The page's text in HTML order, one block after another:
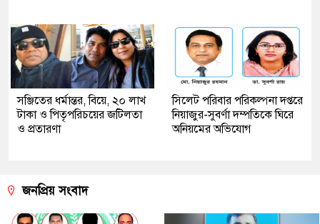
সঞ্জিতের ধর্মান্তর, বিয়ে, ২০ লাখ
টাকা ও পিতৃপরিচয়ের জটিলতা
ও প্রতারণা
সিলেট পরিবার পরিকল্পনা দপ্তরে
নিয়াজুর-সুবর্ণা দম্পতিকে ঘিরে
অনিয়মের অভিযোগ
জনপ্রিয় সংবাদ